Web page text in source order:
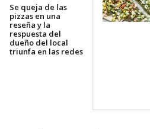
Se queja de las
pizzas en una
reseña y la
respuesta del
dueño del local
triunfa en las redes